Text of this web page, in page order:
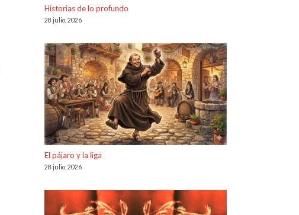
Historias de lo profundo
28 julio, 2026
El pájaro y la liga
28 julio, 2026